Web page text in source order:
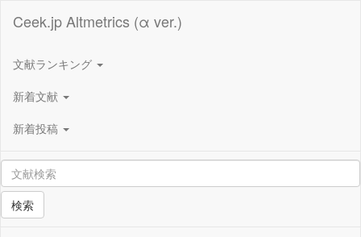
Ceek.jp Altmetrics (α ver.)
文献ランキング
新着文献
新着投稿
検索